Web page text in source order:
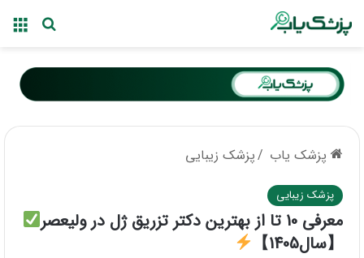
پزشک یاب /پزشک زیبایی
پزشک زیبایی
معرفی 10 تا از بهترین دکتر تزریق ژل در ولیعصر
【سال1405】